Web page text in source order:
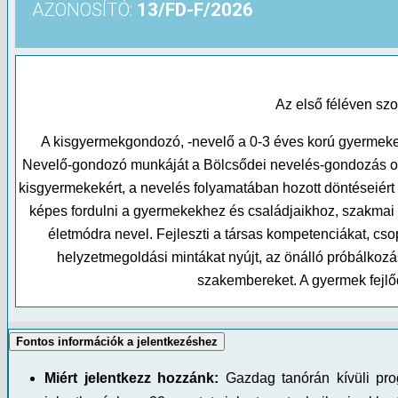
AZONOSÍTÓ: 13/FD-F/2026
Az első féléven
A kisgyermekgondozó, -nevelő a 0-3 éves korú
Nevelő-gondozó munkáját a Bölcsődei nevelés-gondozás
kisgyermekekért, a nevelés folyamatában hozott
képes fordulni a gyermekekhez és családjaikhoz,
életmódra nevel. Fejleszti a társas kompetenciákat,
helyzetmegoldási mintákat nyújt, az önálló
szakembereket. A gyermek
Fontos információk a jelentkezéshez
Miért jelentkezz hozzánk: Gazdag tanórán kívüli